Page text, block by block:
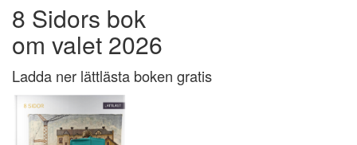
8 Sidors bok
om valet 2026
Ladda ner lättlästa boken gratis